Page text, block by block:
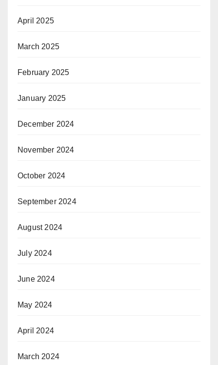
April 2025
March 2025
February 2025
January 2025
December 2024
November 2024
October 2024
September 2024
August 2024
July 2024
June 2024
May 2024
April 2024
March 2024